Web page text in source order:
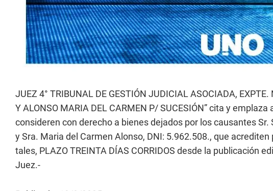
JUEZ 4° TRIBUNAL DE GESTIÓN JUDICIAL ASOCIADA,
Y ALONSO MARIA DEL CARMEN P/ SUCESIÓN” cita y
consideren con derecho a bienes dejados por los causantes
y Sra. Maria del Carmen Alonso, DNI: 5.962.508., que
tales, PLAZO TREINTA DÍAS CORRIDOS desde la publicación
Juez.-